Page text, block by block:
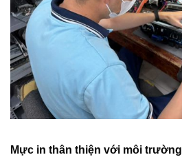
Mực in thân thiện với môi trường